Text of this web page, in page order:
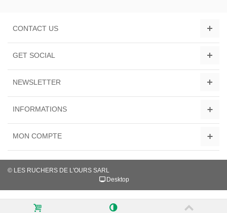
CONTACT US
GET SOCIAL
NEWSLETTER
INFORMATIONS
MON COMPTE
© LES RUCHERS DE L'OURS SARL
Desktop